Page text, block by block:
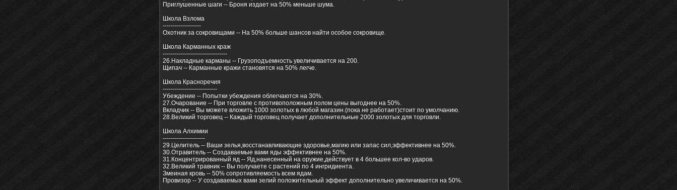
Приглушенные шаги -- Броня издает на 50% меньше шума.
Школа Взлома
-------------------
Охотник за сокровищами -- На 50% больше шансов найти особое сокровище.
Школа Карманных краж
--------------------------------
26.Накладные карманы -- Грузоподъемность увеличивается на 200.
Щипач -- Карманные кражи становятся на 50% легче.
Школа Красноречия
---------------------------
Убеждение -- Попытки убеждения облегчаются на 30%.
27.Очарование -- При торговле с противоположным полом цены выгоднее на 50%.
Вкладчик -- Вы можете вложить 1000 золотых в любой магазин.(пока не работает)стоит по умолчанию.
28.Великий торговец -- Каждый торговец получает дополнительные 2000 золотых для торговли.
Школа Алхимии
---------------------
29.Целитель -- Ваши зелья,восстанавливающие здоровье,магию или запас сил,эффективнее на 50%.
30.Отравитель -- Создаваемые вами яды эффективнее на 50%.
31.Концентрированный яд -- Яд,нанесенный на оружие,действует в 4 большее кол-во ударов.
32.Великий травник -- Вы получаете с растений по 4 ингридиента.
Змеиная кровь -- 50% сопротивляемость всем ядам.
Провизор -- У создаваемых вами зелий положительный эффект дополнительно увеличивается на 50%.